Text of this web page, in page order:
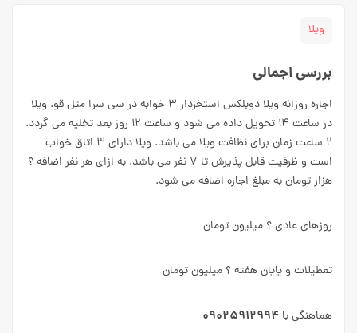
ویلا
بررسی اجمالی
اجاره روزانه ویلا دوبلکس استخردار ۳ خوابه در سی سرا متل قو. ویلا
در ساعت ۱۴ تحویل داده می شود و ساعت ۱۲ روز بعد تخلیه می گردد.
۲ ساعت زمان برای نظافت ویلا می باشد. ویلا دارای ۳ اتاق خواب
است و ظرفیت قابل پذیرش تا ۷ نفر می باشد. به ازای هر نفر اضافه ؟
هزار تومان به مبلغ اجاره اضافه می شود.
روزهای عادی ؟ میلیون تومان
تعطیلات و پایان هفته ؟ میلیون تومان
هماهنگی با ۰۹۰۲۵۹۱۲۹۹۴